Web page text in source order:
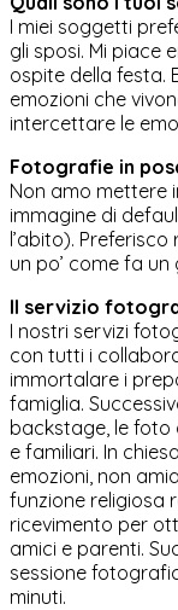
I miei soggetti
gli sposi. Mi piace
ospite della festa.
emozioni che
intercettare le
Fotografie in
Non amo mettere
immagine di
l’abito).
un po’ come fa un
Il servizio
I nostri servizi
con tutti i
immortalare i
famiglia.
backstage, le foto
e familiari. In
emozioni, non
funzione religiosa
ricevimento per
amici e parenti.
sessione
minuti.